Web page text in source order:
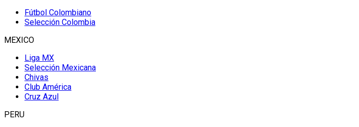
Fútbol Colombiano
Selección Colombia
MEXICO
Liga MX
Selección Mexicana
Chivas
Club América
Cruz Azul
PERU